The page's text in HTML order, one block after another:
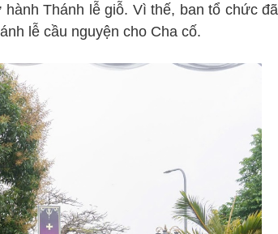
Thánh lễ giỗ. Vì thế, ban tổ chức đã
lễ cầu nguyện cho Cha cố.